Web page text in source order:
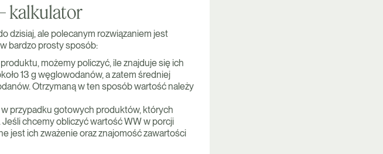
kalkulator
dzisiaj, ale polecanym rozwiązaniem jest
bardzo prosty sposób:
możemy policzyć, ile znajduje się ich
13 g węglowodanów, a zatem średniej
Otrzymaną w ten sposób wartość należy
przypadku gotowych produktów, których
chcemy obliczyć wartość WW w porcji
jest ich zważenie oraz znajomość zawartości